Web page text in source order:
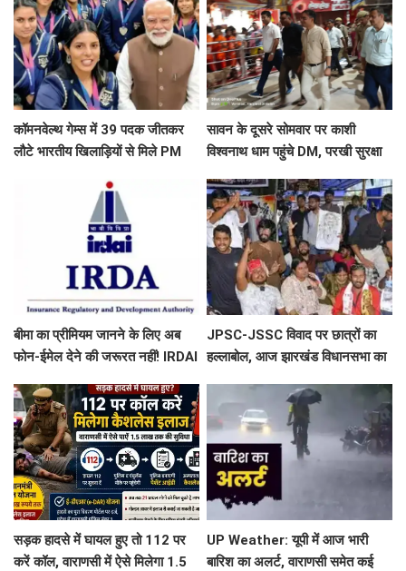
कॉमनवेल्थ गेम्स में 39 पदक जीतकर
लौटे भारतीय खिलाड़ियों से मिले PM
सावन के दूसरे सोमवार पर काशी
विश्वनाथ धाम पहुंचे DM, परखी सुरक्षा
बीमा का प्रीमियम जानने के लिए अब
फोन-ईमेल देने की जरूरत नहीं! IRDAI
JPSC-JSSC विवाद पर छात्रों का
हल्लाबोल, आज झारखंड विधानसभा का
सड़क हादसे में घायल हुए तो 112 पर
करें कॉल, वाराणसी में ऐसे मिलेगा 1.5
UP Weather: यूपी में आज भारी
बारिश का अलर्ट, वाराणसी समेत कई